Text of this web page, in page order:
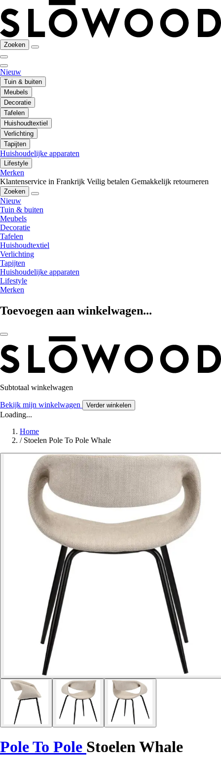
Zoeken
Nieuw
Tuin & buiten
Meubels
Decoratie
Tafelen
Huishoudtextiel
Verlichting
Tapijten
Huishoudelijke apparaten
Lifestyle
Merken
Klantenservice in Frankrijk Veilig betalen Gemakkelijk retourneren
Zoeken
Nieuw
Tuin & buiten
Meubels
Decoratie
Tafelen
Huishoudtextiel
Verlichting
Tapijten
Huishoudelijke apparaten
Lifestyle
Merken
Toevoegen aan winkelwagen...
Subtotaal winkelwagen
Bekijk mijn winkelwagen Verder winkelen
Loading...
Home
/ Stoelen Pole To Pole Whale
Pole To Pole Stoelen Whale